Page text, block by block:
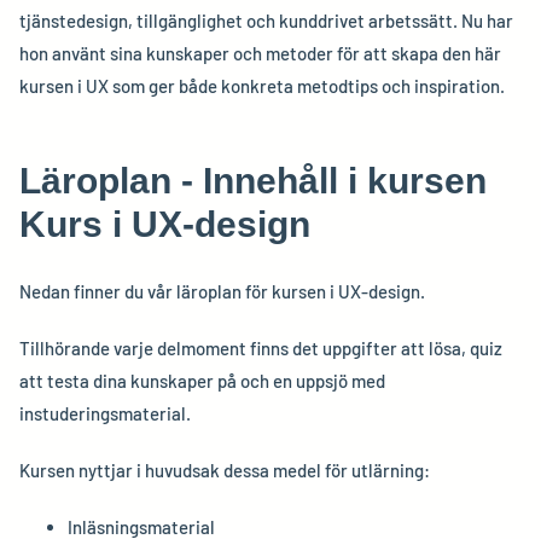
tjänstedesign, tillgänglighet och kunddrivet arbetssätt. Nu har
hon använt sina kunskaper och metoder för att skapa den här
kursen i UX som ger både konkreta metodtips och inspiration.
Läroplan - Innehåll i kursen
Kurs i UX-design
Nedan finner du vår läroplan för kursen i UX-design.
Tillhörande varje delmoment finns det uppgifter att lösa, quiz
att testa dina kunskaper på och en uppsjö med
instuderingsmaterial.
Kursen nyttjar i huvudsak dessa medel för utlärning:
Inläsningsmaterial